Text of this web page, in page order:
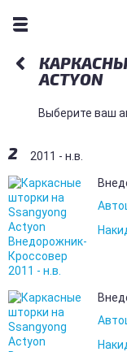
ACTYON
Выберите ваш
2 2011 - н.в.